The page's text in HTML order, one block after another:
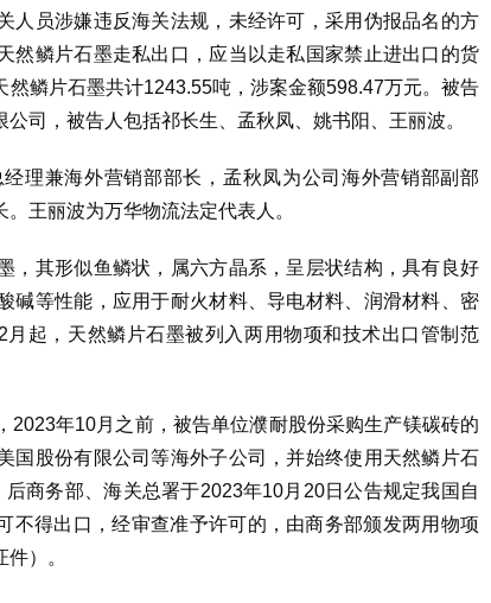
人员涉嫌违反海关法规，未经许可，采用伪报品名的方
然鳞片石墨走私出口，应当以走私国家禁止进出口的货
然鳞片石墨共计1243.55吨，涉案金额598.47万元。被告
司，被告人包括祁长生、孟秋凤、姚书阳、王丽波。
理兼海外营销部部长， 孟秋凤为公司海外营销部副部
王丽波为万华物流法定代表人。
，其形似鱼鳞状，属六方晶系，呈层状结构，具有良好
碱等性能 ，应用于耐火材料、导电材料、润滑材料、密
月起，天然鳞片石墨被列入两用物项和技术出口管制范
2023年10月之前，被告单位濮耐股份采购生产镁碳砖的
国股份有限公司等海外子公司，并始终使用天然鳞片石
商务部、海关总署于2023年10月20日公告规定我国自
不得出口，经审查准予许可的，由商务部颁发两用物项
）。